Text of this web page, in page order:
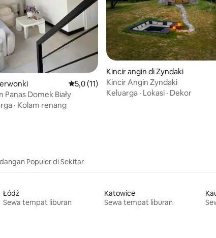
ulasan
Nilai rata-rata 5,0 dari 5, 11 ulasan
5,0 (11)
Panas Domek Biały
· Kolam renang
Kincir angin di Zyndaki
Kincir Angin Zyndaki
Keluarga · Lokasi · Dekor
Populer di Sekitar
Łódź
Sewa tempat liburan
Katowice
Sewa tempat liburan